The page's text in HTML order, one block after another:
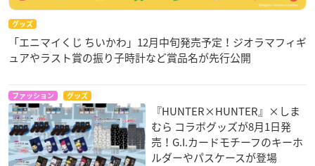
グッズ
「エニマイくじ ちいかわ」12月中旬発売予定！ジオラマフィギ
ュアやラスト賞の振り子時計など賞品名が先行公開
ファッション グッズ
『HUNTER×HUNTER』×しま
むら コラボグッズが8月1日発
売！G.I.カードモチーフのキーホ
ルダーやパスケースが登場